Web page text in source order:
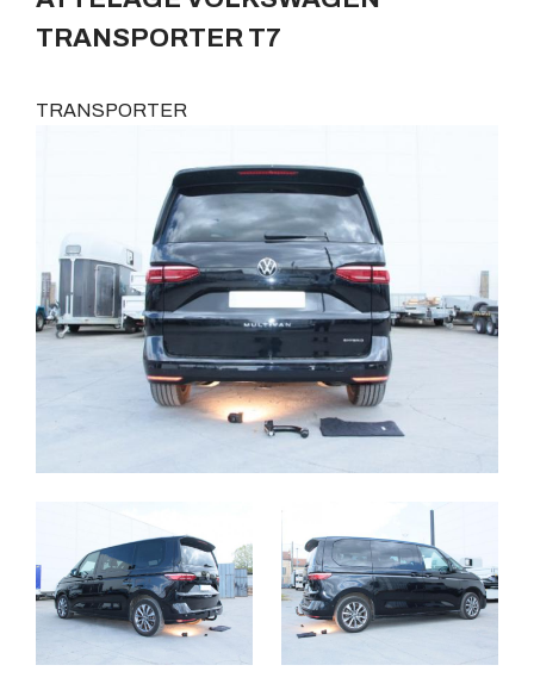
TRANSPORTER T7
TRANSPORTER